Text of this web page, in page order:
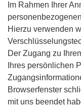
Im Rahmen Ihrer
Hierzu verwenden
Der Zugang zu
Ihres persönlichen
Browserfenster
mit uns beendet